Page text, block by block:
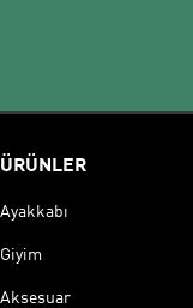
ÜRÜNLER
Ayakkabı
Giyim
Aksesuar